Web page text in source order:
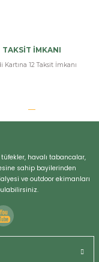
TAKSİT İMKANI
Kartına 12 Taksit İmkanı
havalı tabancalar,
sahip bayilerinden
ve outdoor ekimanları